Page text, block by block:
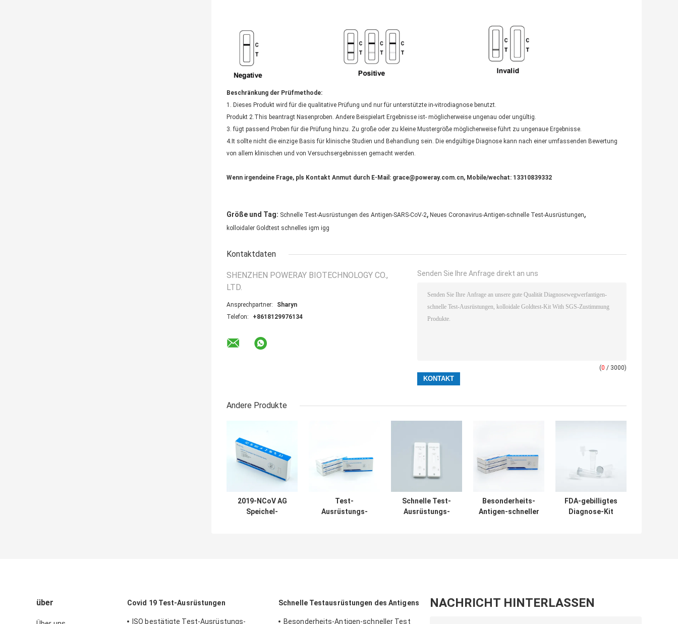
Beschränkung der Prüfmethode:
1. Dieses Produkt wird für die qualitative Prüfung und nur für unterstützte in-vitrodiagnose benutzt.
Produkt 2.This beantragt Nasenproben. Andere Beispielart Ergebnisse ist- möglicherweise ungenau oder ungültig.
3. fügt passend Proben für die Prüfung hinzu. Zu große oder zu kleine Mustergröße möglicherweise führt zu ungenaue Ergebnisse.
4.It sollte nicht die einzige Basis für klinische Studien und Behandlung sein. Die endgültige Diagnose kann nach einer umfassenden Bewertung
von allem klinischen und von Versuchsergebnissen gemacht werden.
Wenn irgendeine Frage, pls Kontakt Anmut durch E-Mail: grace@poweray.com.cn, Mobile/wechat: 13310839332
Größe und Tag: Schnelle Test-Ausrüstungen des Antigen-SARS-CoV-2, Neues Coronavirus-Antigen-schnelle Test-Ausrüstungen,
kolloidaler Goldtest schnelles igm igg
Kontaktdaten
SHENZHEN POWERAY BIOTECHNOLOGY CO.,
LTD.
Ansprechpartner:
Sharyn
Telefon:
+8618129976134
Senden Sie Ihre Anfrage direkt an uns
(0 / 3000)
Andere Produkte
2019-NCoV AG
Speichel-
Test-
Ausrüstungs-
Schnelle Test-
Ausrüstungs-
Besonderheits-
Antigen-schneller
FDA-gebilligtes
Diagnose-Kit
über Covid 19 Test-Ausrüstungen
ISO bestätigte Test-Ausrüstungs-
Schnelle Testausrüstungen des Antigens
Besonderheits-Antigen-schneller Test
NACHRICHT HINTERLASSEN